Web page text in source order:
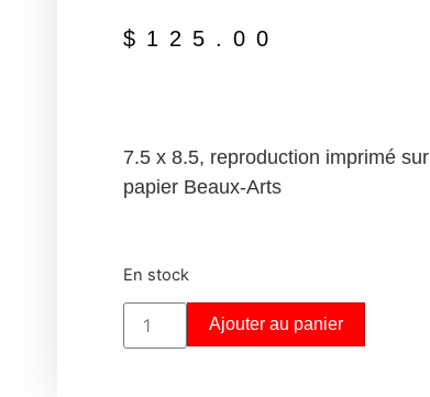
$ 125.00
7.5 x 8.5, reproduction imprimé sur
papier Beaux-Arts
En stock
Ajouter au panier